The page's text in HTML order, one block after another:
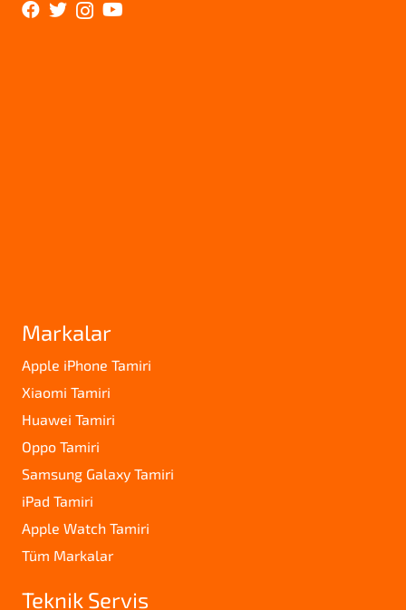
Markalar
Apple iPhone Tamiri
Xiaomi Tamiri
Huawei Tamiri
Oppo Tamiri
Samsung Galaxy Tamiri
iPad Tamiri
Apple Watch Tamiri
Tüm Markalar
Teknik Servis